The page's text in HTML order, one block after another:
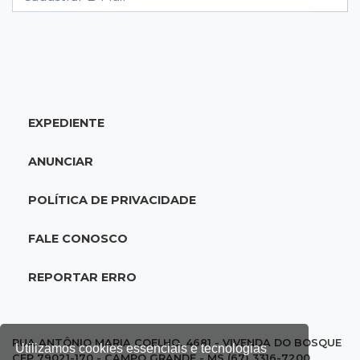
Utilizamos cookies essenciais e tecnologias
14:15R$ 200 mil
toneladas de soja em MS
14:06 Mais moderno
Obra do novo plenário da Assembleia chega a
mensagens do Pix
EXPEDIENTE
ANUNCIAR
POLÍTICA DE PRIVACIDADE
FALE CONOSCO
REPORTAR ERRO
RUA ANTÔNIO MARIA COELHO, 4681 - VIVENDA DO BOSQUE